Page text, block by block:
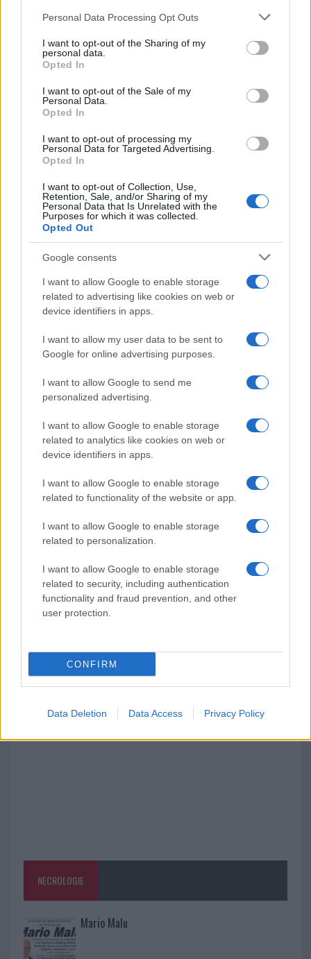
Please note that this website/app uses one or more Google
not limited to your visit or usage behaviour. You may click to
grant or deny consent to Google and its third-party tags to
use your data for below specified purposes in below Google
consent section.
Personal Data Processing Opt Outs
I want to opt-out of the Sharing of my
personal data.
Opted In
I want to opt-out of the Sale of my
Personal Data.
Opted In
I want to opt-out of processing my
Personal Data for Targeted Advertising.
Opted In
I want to opt-out of Collection, Use,
Retention, Sale, and/or Sharing of my
Personal Data that Is Unrelated with the
Purposes for which it was collected.
Opted Out
Google consents
I want to allow Google to enable storage
related to advertising like cookies on web or
device identifiers in apps.
I want to allow my user data to be sent to
Google for online advertising purposes.
I want to allow Google to send me
personalized advertising.
I want to allow Google to enable storage
related to analytics like cookies on web or
device identifiers in apps.
I want to allow Google to enable storage
related to functionality of the website or app.
I want to allow Google to enable storage
related to personalization.
I want to allow Google to enable storage
related to security, including authentication
functionality and fraud prevention, and other
user protection.
CONFIRM
Data Deletion Data Access Privacy Policy
Ricevi le nostre ultime news
da Google News
Condividi l'articolo
F
a
ce
b
o
o
k
T
w
it
te
r
n
te
re
st
h
at
s
p
p
h
a
re
Articolo precedente
NOTIZIE RECENTI
Pausa caffè impeccabile: come scegliere la
soluzione ideale per la casa e l’ufficio
Monte Pino, la fine di un lungo dolore: storia e
Raid nelle campagne di Berchidda, rischio per
Monte Pino, via i cancelli del cantiere: la Gallura
ritrova la strada
Nuovi stalli residenti a Palau, il Comune
completa l’iter
Porto Rotondo ospita la grande sfida della vela
NECROLOGIE
Mario Malu